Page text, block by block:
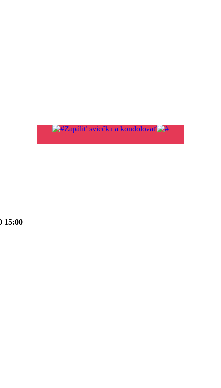
Zapáliť sviečku a kondolovať
15:00